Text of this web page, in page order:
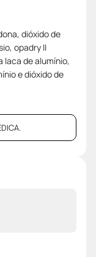
dióxido de
opadry II
de alumínio,
e dióxido de